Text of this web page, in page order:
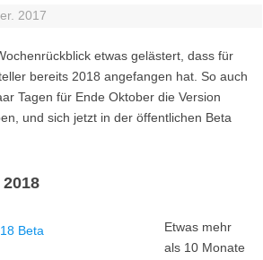
2017
etwas gelästert, dass für
bereits 2018 angefangen hat. So auch
Tagen für Ende Oktober die Version
und sich jetzt in der öffentlichen Beta
Etwas mehr
als 10 Monate